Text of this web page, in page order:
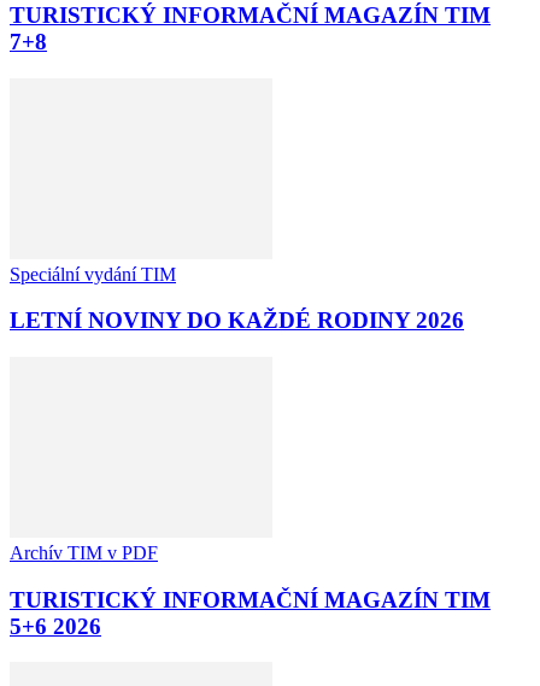
TURISTICKÝ INFORMAČNÍ MAGAZÍN TIM
7+8
Speciální vydání TIM
LETNÍ NOVINY DO KAŽDÉ RODINY 2026
Archív TIM v PDF
TURISTICKÝ INFORMAČNÍ MAGAZÍN TIM
5+6 2026